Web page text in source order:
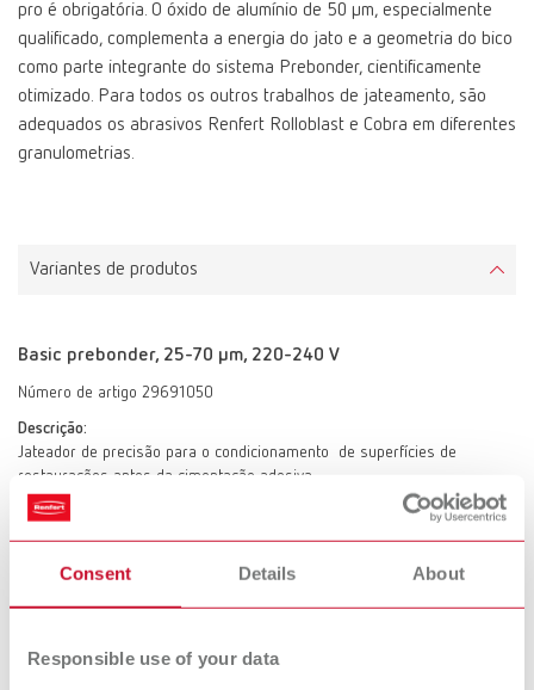
Consent Details About
Responsible use of your data
pro é obrigatória. O óxido de alumínio de 50 µm, especialmente
qualificado, complementa a energia do jato e a geometria do bico
como parte integrante do sistema Prebonder, cientificamente
otimizado. Para todos os outros trabalhos de jateamento, são
adequados os abrasivos Renfert Rolloblast e Cobra em diferentes
granulometrias.
Variantes de produtos
Basic prebonder, 25-70 µm, 220-240 V
Número de artigo 29691050
Descrição:
Jateador de precisão para o condicionamento de superfícies de
restaurações antes da cimentação adesiva.
Fornecimento:
1 x reservatório Prebonder: somente para abrasivo Prebonder surface
espaçadora/ajuda de focalização (control tip), redutor de pressão linear
adicional de 2 bar, 4 agulhas espaçadoras/ajudas de focalização de
jateamento (control pad), 1 x reservatório clássico 25–70 µm incl. bico